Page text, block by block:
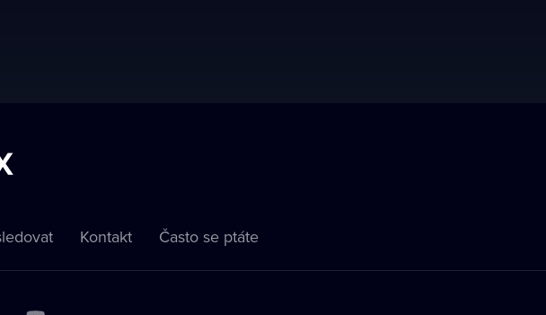
Kontakt Často se ptáte